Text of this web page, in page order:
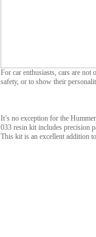
For car enthusiasts, cars are not
safety, or to show their
It’s no exception for the
033 resin kit includes precision
This kit is an excellent addition